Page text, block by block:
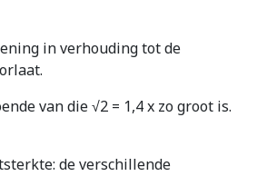
in verhouding tot de
van die √2 = 1,4 x zo groot is.
de verschillende